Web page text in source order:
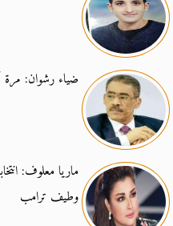
ضياء رشوان:
ماريا معلوف:
وطيف ترامب